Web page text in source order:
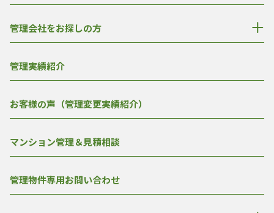
管理会社をお探しの方
管理実績紹介
お客様の声（管理変更実績紹介）
マンション管理＆見積相談
管理物件専用お問い合わせ